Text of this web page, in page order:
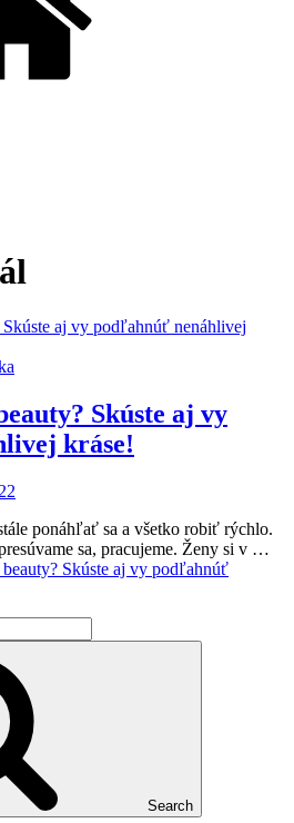
Skúste aj vy
kráse!
ponáhľať sa a všetko robiť rýchlo.
sa, pracujeme. Ženy si v …
Skúste aj vy podľahnúť
Search